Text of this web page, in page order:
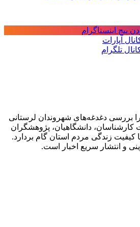
پیج اینستاگرام
آپارات
تلگرام
بررسی دغدغه‌های شهروندان لرستانی
کارشناسان، دانشگاهیان، پژوهشگران
زندگی مردم استان گام بردارد.
و انتشار سریع اخبار است.